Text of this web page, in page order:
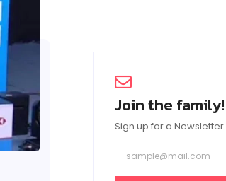
Join the family!
Sign up for a Newsletter.